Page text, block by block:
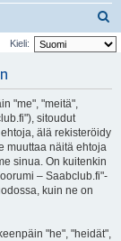
t
Kieli:
"me", "meitä",
sitoudut
älä rekisteröidy
muuttaa näitä ehtoja
sinua. On kuitenkin
– Saabclub.fi"-
kuin ne on
"he", "heidät",